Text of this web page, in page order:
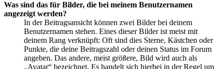
Was sind das für Bilder, die bei meinem Benutzernamen
angezeigt werden?
In der Beitragsansicht können zwei Bilder bei deinem
Benutzernamen stehen. Eines dieser Bilder ist meist mit
deinem Rang verknüpft: Oft sind dies Sterne, Kästchen oder
Punkte, die deine Beitragszahl oder deinen Status im Forum
angeben. Das andere, meist größere, Bild wird auch als
„Avatar“ bezeichnet. Es handelt sich hierbei in der Regel um